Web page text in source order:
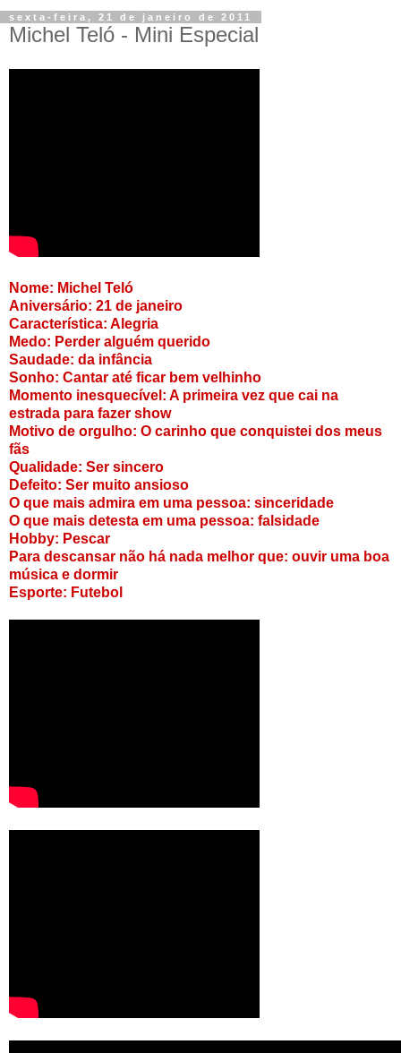
sexta-feira, 21 de janeiro de 2011
Michel Teló - Mini Especial
Nome: Michel Teló
Aniversário: 21 de janeiro
Característica: Alegria
Medo: Perder alguém querido
Saudade: da infância
Sonho: Cantar até ficar bem velhinho
Momento inesquecível: A primeira vez que cai na
estrada para fazer show
Motivo de orgulho: O carinho que conquistei dos meus
fãs
Qualidade: Ser sincero
Defeito: Ser muito ansioso
O que mais admira em uma pessoa: sinceridade
O que mais detesta em uma pessoa: falsidade
Hobby: Pescar
Para descansar não há nada melhor que: ouvir uma boa
música e dormir
Esporte: Futebol